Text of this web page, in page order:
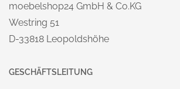
moebelshop24 GmbH & Co.KG
Westring 51
D-33818 Leopoldshöhe
GESCHÄFTSLEITUNG